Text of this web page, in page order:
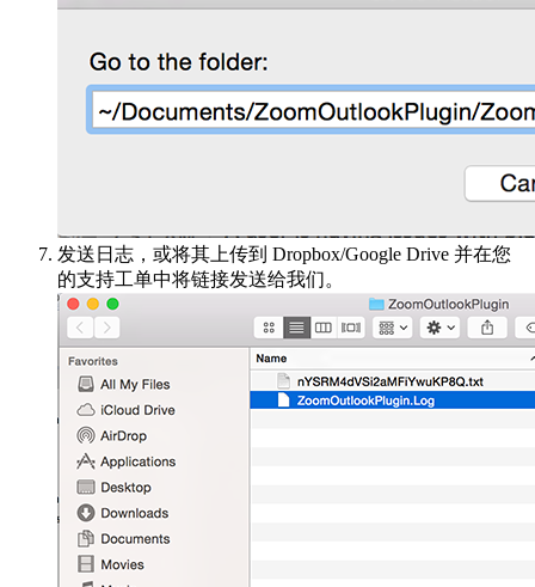
发送日志，或将其上传到 Dropbox/Google Drive 并在您
的支持工单中将链接发送给我们。